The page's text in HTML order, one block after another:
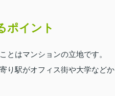
ポイント
とはマンションの立地です。
り駅がオフィス街や大学などか